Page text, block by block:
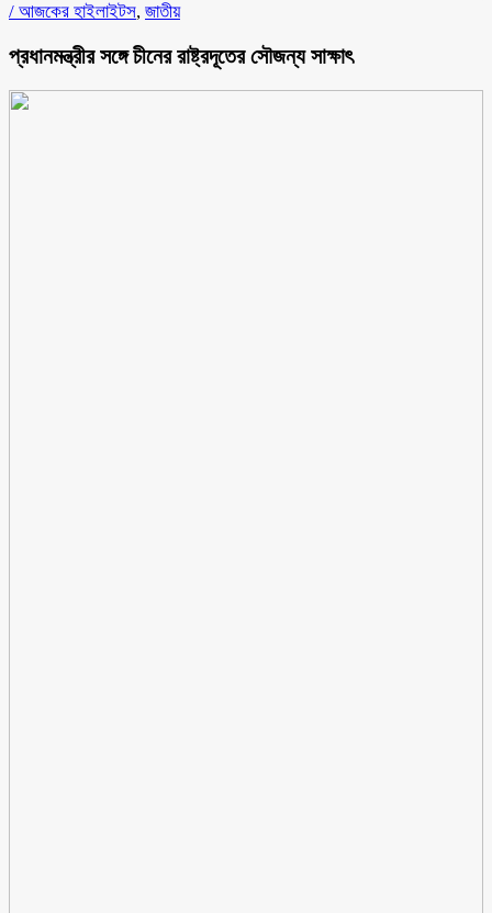
/ আজকের হাইলাইটস, জাতীয়
প্রধানমন্ত্রীর সঙ্গে চীনের রাষ্ট্রদূতের সৌজন্য সাক্ষাৎ